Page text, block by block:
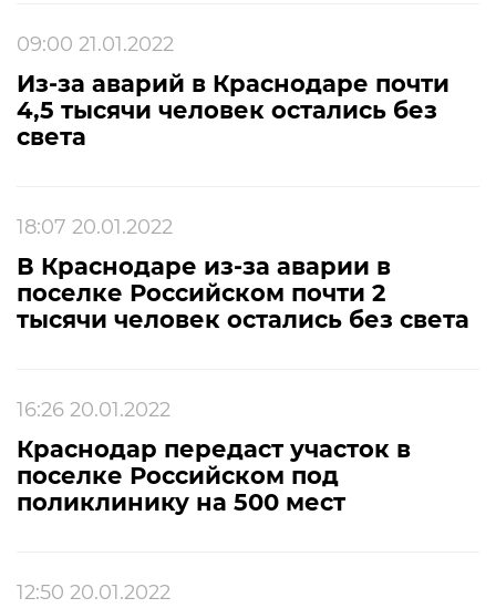
09:00 21.01.2022
Из-за аварий в Краснодаре почти
4,5 тысячи человек остались без
света
18:07 20.01.2022
В Краснодаре из-за аварии в
поселке Российском почти 2
тысячи человек остались без света
16:26 20.01.2022
Краснодар передаст участок в
поселке Российском под
поликлинику на 500 мест
12:50 20.01.2022